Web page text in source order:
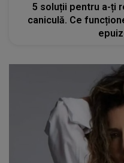
5 soluții pentru a-ți
caniculă. Ce